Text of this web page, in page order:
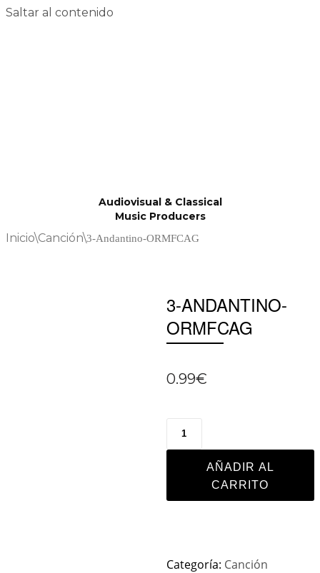
Saltar al contenido
Audiovisual & Classical
Music Producers
Inicio\Canción\3-Andantino-ORMFCAG
3-ANDANTINO-
ORMFCAG
0.99€
AÑADIR AL
CARRITO
Categoría: Canción